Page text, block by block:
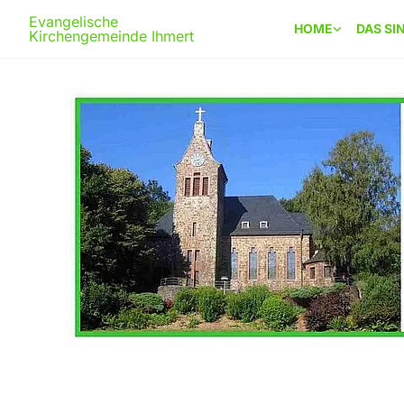
Evangelische
Kirchengemeinde Ihmert
HOME DAS